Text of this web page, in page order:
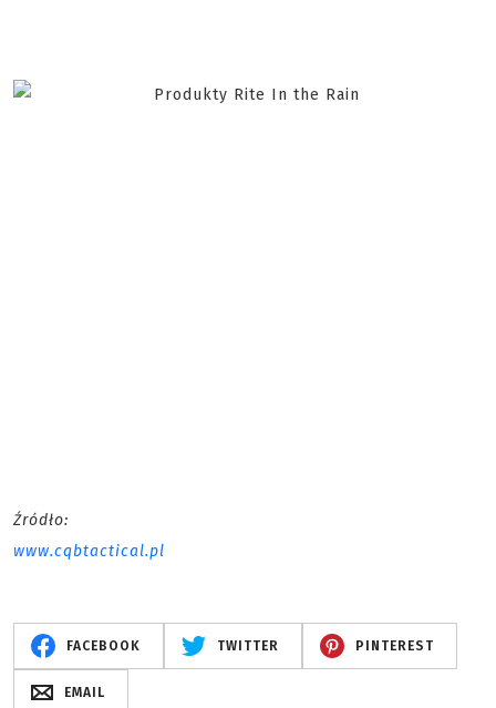
Źródło:
www.cqbtactical.pl
FACEBOOK TWITTER PINTEREST
EMAIL